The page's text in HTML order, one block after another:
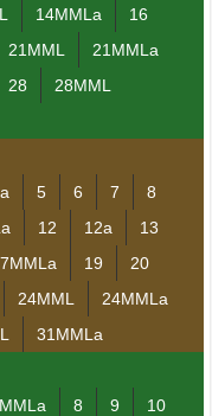
14MMLa
16
21MML
21MMLa
28
28MML
5 6 7
8
12 12a
13
19
20
24MML
24MMLa
31MMLa
8 9
10